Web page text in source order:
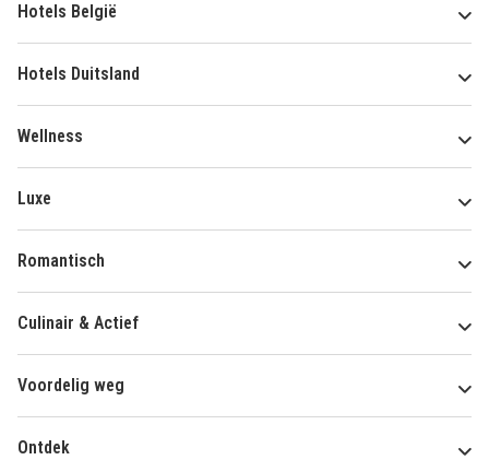
Hotels België
Hotels Duitsland
Wellness
Luxe
Romantisch
Culinair & Actief
Voordelig weg
Ontdek